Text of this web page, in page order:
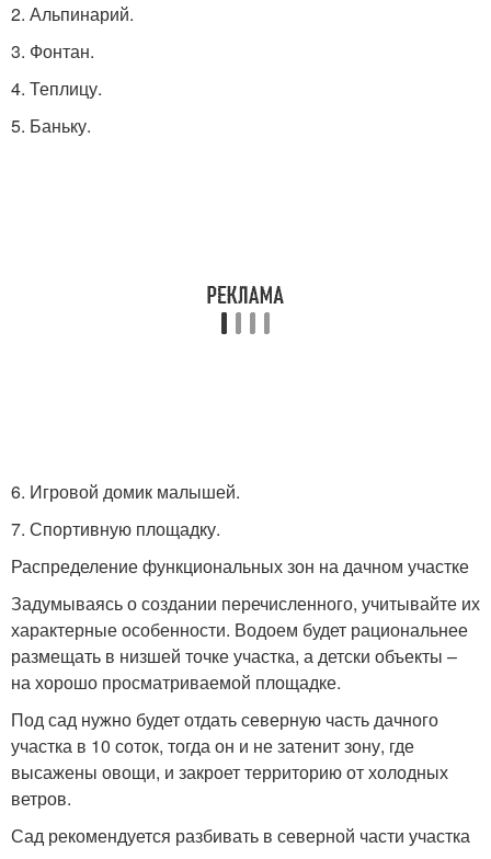
2. Альпинарий.
3. Фонтан.
4. Теплицу.
5. Баньку.
6. Игровой домик малышей.
7. Спортивную площадку.
Распределение функциональных зон на дачном участке
Задумываясь о создании перечисленного, учитывайте их
характерные особенности. Водоем будет рациональнее
размещать в низшей точке участка, а детски объекты –
на хорошо просматриваемой площадке.
Под сад нужно будет отдать северную часть дачного
участка в 10 соток, тогда он и не затенит зону, где
высажены овощи, и закроет территорию от холодных
ветров.
Сад рекомендуется разбивать в северной части участка